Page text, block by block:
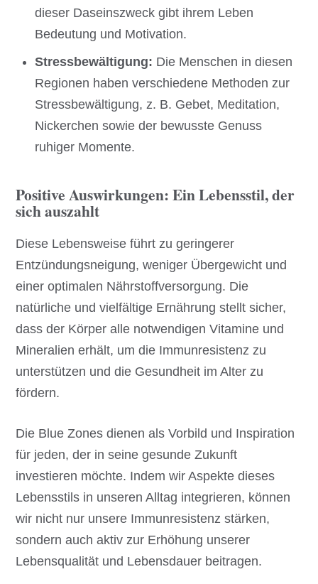
dieser Daseinszweck gibt ihrem Leben
Bedeutung und Motivation.
Stressbewältigung: Die Menschen in diesen
Regionen haben verschiedene Methoden zur
Stressbewältigung, z. B. Gebet, Meditation,
Nickerchen sowie der bewusste Genuss
ruhiger Momente.
Positive Auswirkungen: Ein Lebensstil, der
sich auszahlt
Diese Lebensweise führt zu geringerer
Entzündungsneigung, weniger Übergewicht und
einer optimalen Nährstoffversorgung. Die
natürliche und vielfältige Ernährung stellt sicher,
dass der Körper alle notwendigen Vitamine und
Mineralien erhält, um die Immunresistenz zu
unterstützen und die Gesundheit im Alter zu
fördern.
Die Blue Zones dienen als Vorbild und Inspiration
für jeden, der in seine gesunde Zukunft
investieren möchte. Indem wir Aspekte dieses
Lebensstils in unseren Alltag integrieren, können
wir nicht nur unsere Immunresistenz stärken,
sondern auch aktiv zur Erhöhung unserer
Lebensqualität und Lebensdauer beitragen.